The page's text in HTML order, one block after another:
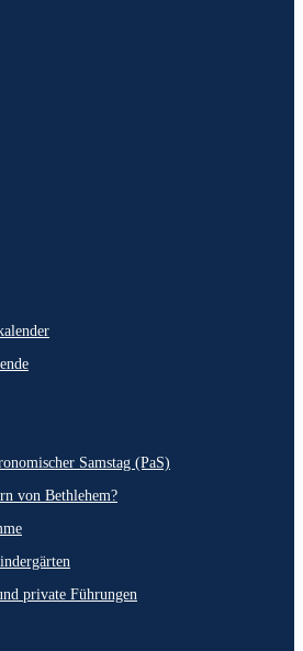
Samstag (PaS)
von Bethlehem?
private Führungen